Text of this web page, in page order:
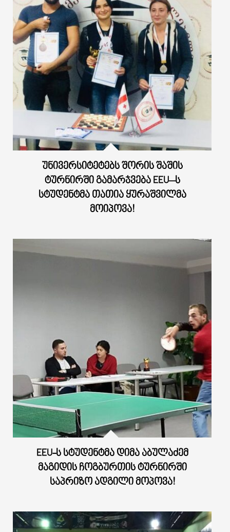
ᲣᲜᲘᲕᲔᲠᲡᲘᲢᲔᲢᲔᲑᲡ ᲨᲝᲠᲘᲡ ᲨᲐᲨᲘᲡ
ᲢᲣᲠᲜᲘᲠᲨᲘ ᲒᲐᲛᲐᲠᲯᲕᲔᲑᲐ EEU–Ს
ᲡᲢᲣᲓᲔᲜᲢᲛᲐ ᲗᲐᲗᲘᲐ ᲧᲣᲠᲐᲨᲕᲘᲚᲛᲐ
ᲛᲝᲘᲞᲝᲕᲐ!
EEU-Ს ᲡᲢᲣᲓᲔᲜᲢᲛᲐ ᲓᲘᲛᲐ ᲐᲑᲣᲚᲐᲫᲔᲛ
ᲛᲐᲒᲘᲓᲘᲡ ᲩᲝᲒᲑᲣᲠᲗᲘᲡ ᲢᲣᲠᲜᲘᲠᲨᲘ
ᲡᲐᲞᲠᲘᲖᲝ ᲐᲓᲒᲘᲚᲘ ᲛᲝᲞᲝᲕᲐ!